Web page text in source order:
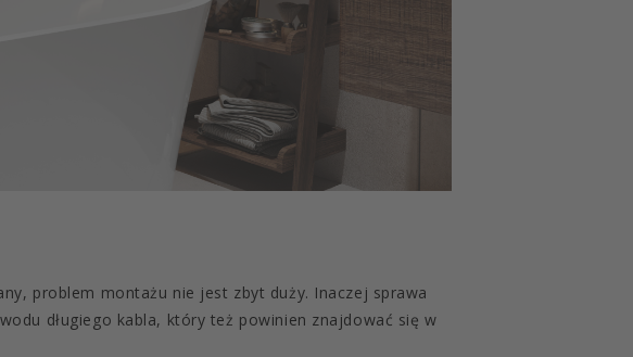
problem montażu nie jest zbyt duży. Inaczej sprawa
długiego kabla, który też powinien znajdować się w